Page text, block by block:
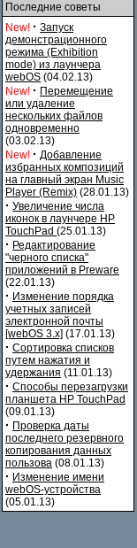
Последние советы
New! · Запуск
демонстрационного
режима (Exhibition
mode) из лаунчера
webOS (04.02.13)
New! · Перемещение
или удаление
нескольких файлов
одновременно
(03.02.13)
New! · Добавление
избранных композиций
на главный экран Music
Player (Remix) (28.01.13)
· Увеличение числа
иконок в лаунчере HP
TouchPad (25.01.13)
· Редактирование
"черного списка"
приложений в Preware
(22.01.13)
· Изменение порядка
учетных записей
электронной почты
[webOS 3.x] (17.01.13)
· Сортировка списков
путем нажатия и
удержания (11.01.13)
· Способы перезагрузки
планшета HP TouchPad
(09.01.13)
· Проверка даты
последнего резервного
копирования данных
пользова (08.01.13)
· Изменение имени
webOS-устройства
(05.01.13)